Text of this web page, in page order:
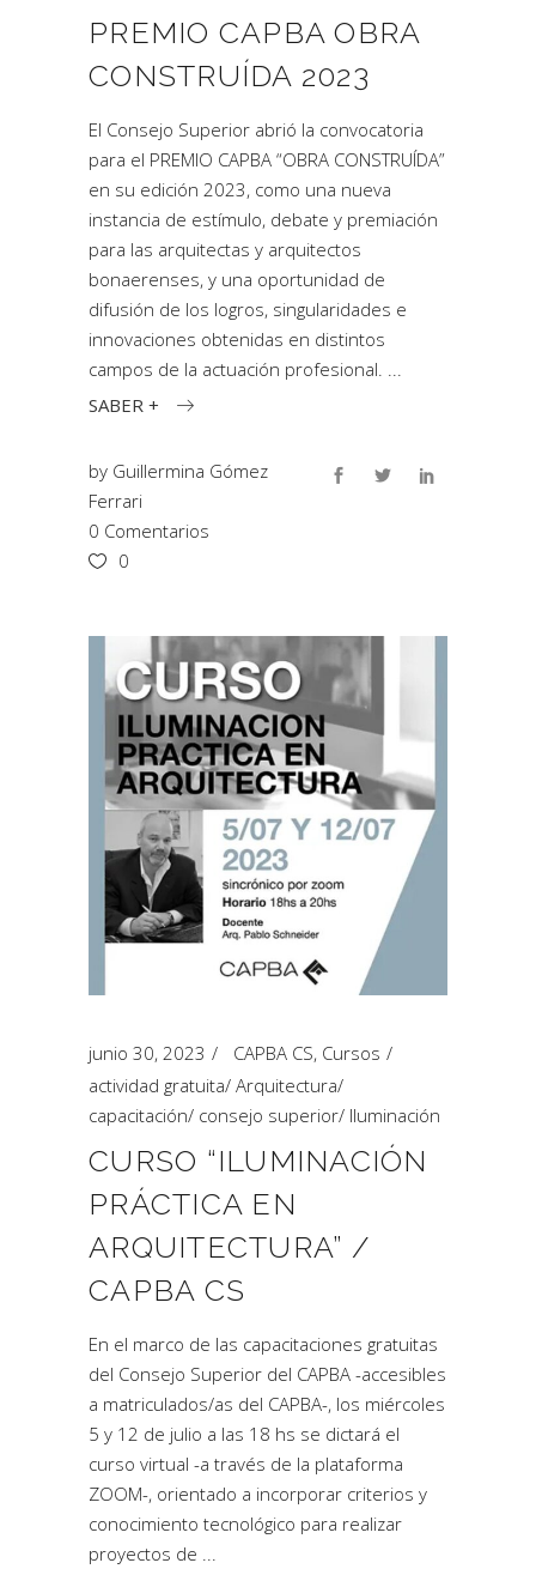
PREMIO CAPBA OBRA
CONSTRUÍDA 2023
El Consejo Superior abrió la convocatoria
para el PREMIO CAPBA “OBRA CONSTRUÍDA”
en su edición 2023, como una nueva
instancia de estímulo, debate y premiación
para las arquitectas y arquitectos
bonaerenses, y una oportunidad de
difusión de los logros, singularidades e
innovaciones obtenidas en distintos
campos de la actuación profesional.
SABER +
by Guillermina Gómez
Ferrari
0 Comentarios
0
junio 30, 2023 CAPBA CS, Cursos
actividad gratuita/ Arquitectura/
capacitación/ consejo superior/ Iluminación
CURSO “ILUMINACIÓN
PRÁCTICA EN
ARQUITECTURA” /
CAPBA CS
En el marco de las capacitaciones gratuitas
del Consejo Superior del CAPBA -accesibles
a matriculados/as del CAPBA-, los miércoles
5 y 12 de julio a las 18 hs se dictará el
curso virtual -a través de la plataforma
ZOOM-, orientado a incorporar criterios y
conocimiento tecnológico para realizar
proyectos de